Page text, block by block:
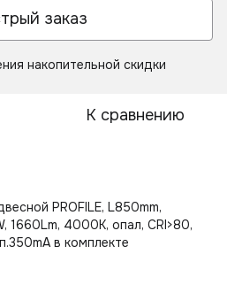
заказ
накопительной скидки
К сравнению
PROFILE, L850mm,
1660Lm, 4000К, опал, CRI>80,
в комплекте